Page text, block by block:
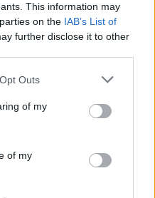
This information may
on the IAB’s List of
further disclose it to other
Outs
of my
of my
spostate
resta male..gli togliete
che ha..non si fa!!
uomini al